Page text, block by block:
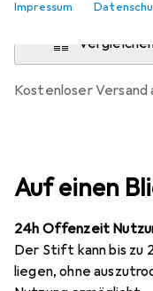
Impressum
Kostenloser Versand
Auf einen
24h Offenzeit
Der Stift kann bis zu
liegen, ohne